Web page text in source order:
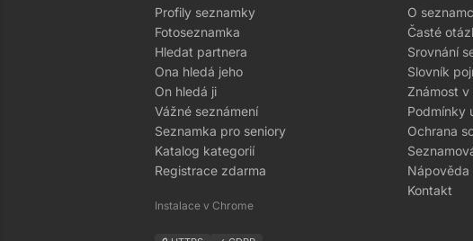
Profily seznamky
Fotoseznamka
Hledat partnera
Ona hledá jeho
On hledá ji
Vážné seznámení
Seznamka pro seniory
Katalog kategorií
Registrace zdarma
Instalace v Chrome
O
Časté
Srovnání
Slovník
Známost v
Podmínky
Ochrana
Nápověda
Kontakt